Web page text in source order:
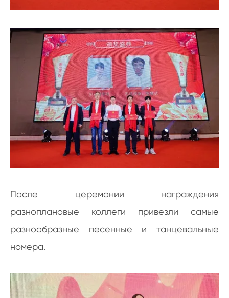
После церемонии награждения
разноплановые коллеги привезли самые
разнообразные песенные и танцевальные
номера.